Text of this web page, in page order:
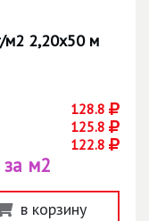
м2 2,20х50 м
128.8
125.8
122.8
за м2
в корзину